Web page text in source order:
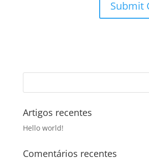
Artigos recentes
Hello world!
Comentários recentes